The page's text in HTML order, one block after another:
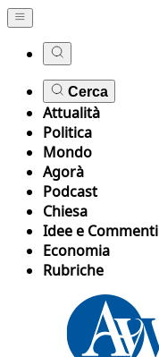
Cerca
Attualità
Politica
Mondo
Agorà
Podcast
Chiesa
Idee e Commenti
Economia
Rubriche